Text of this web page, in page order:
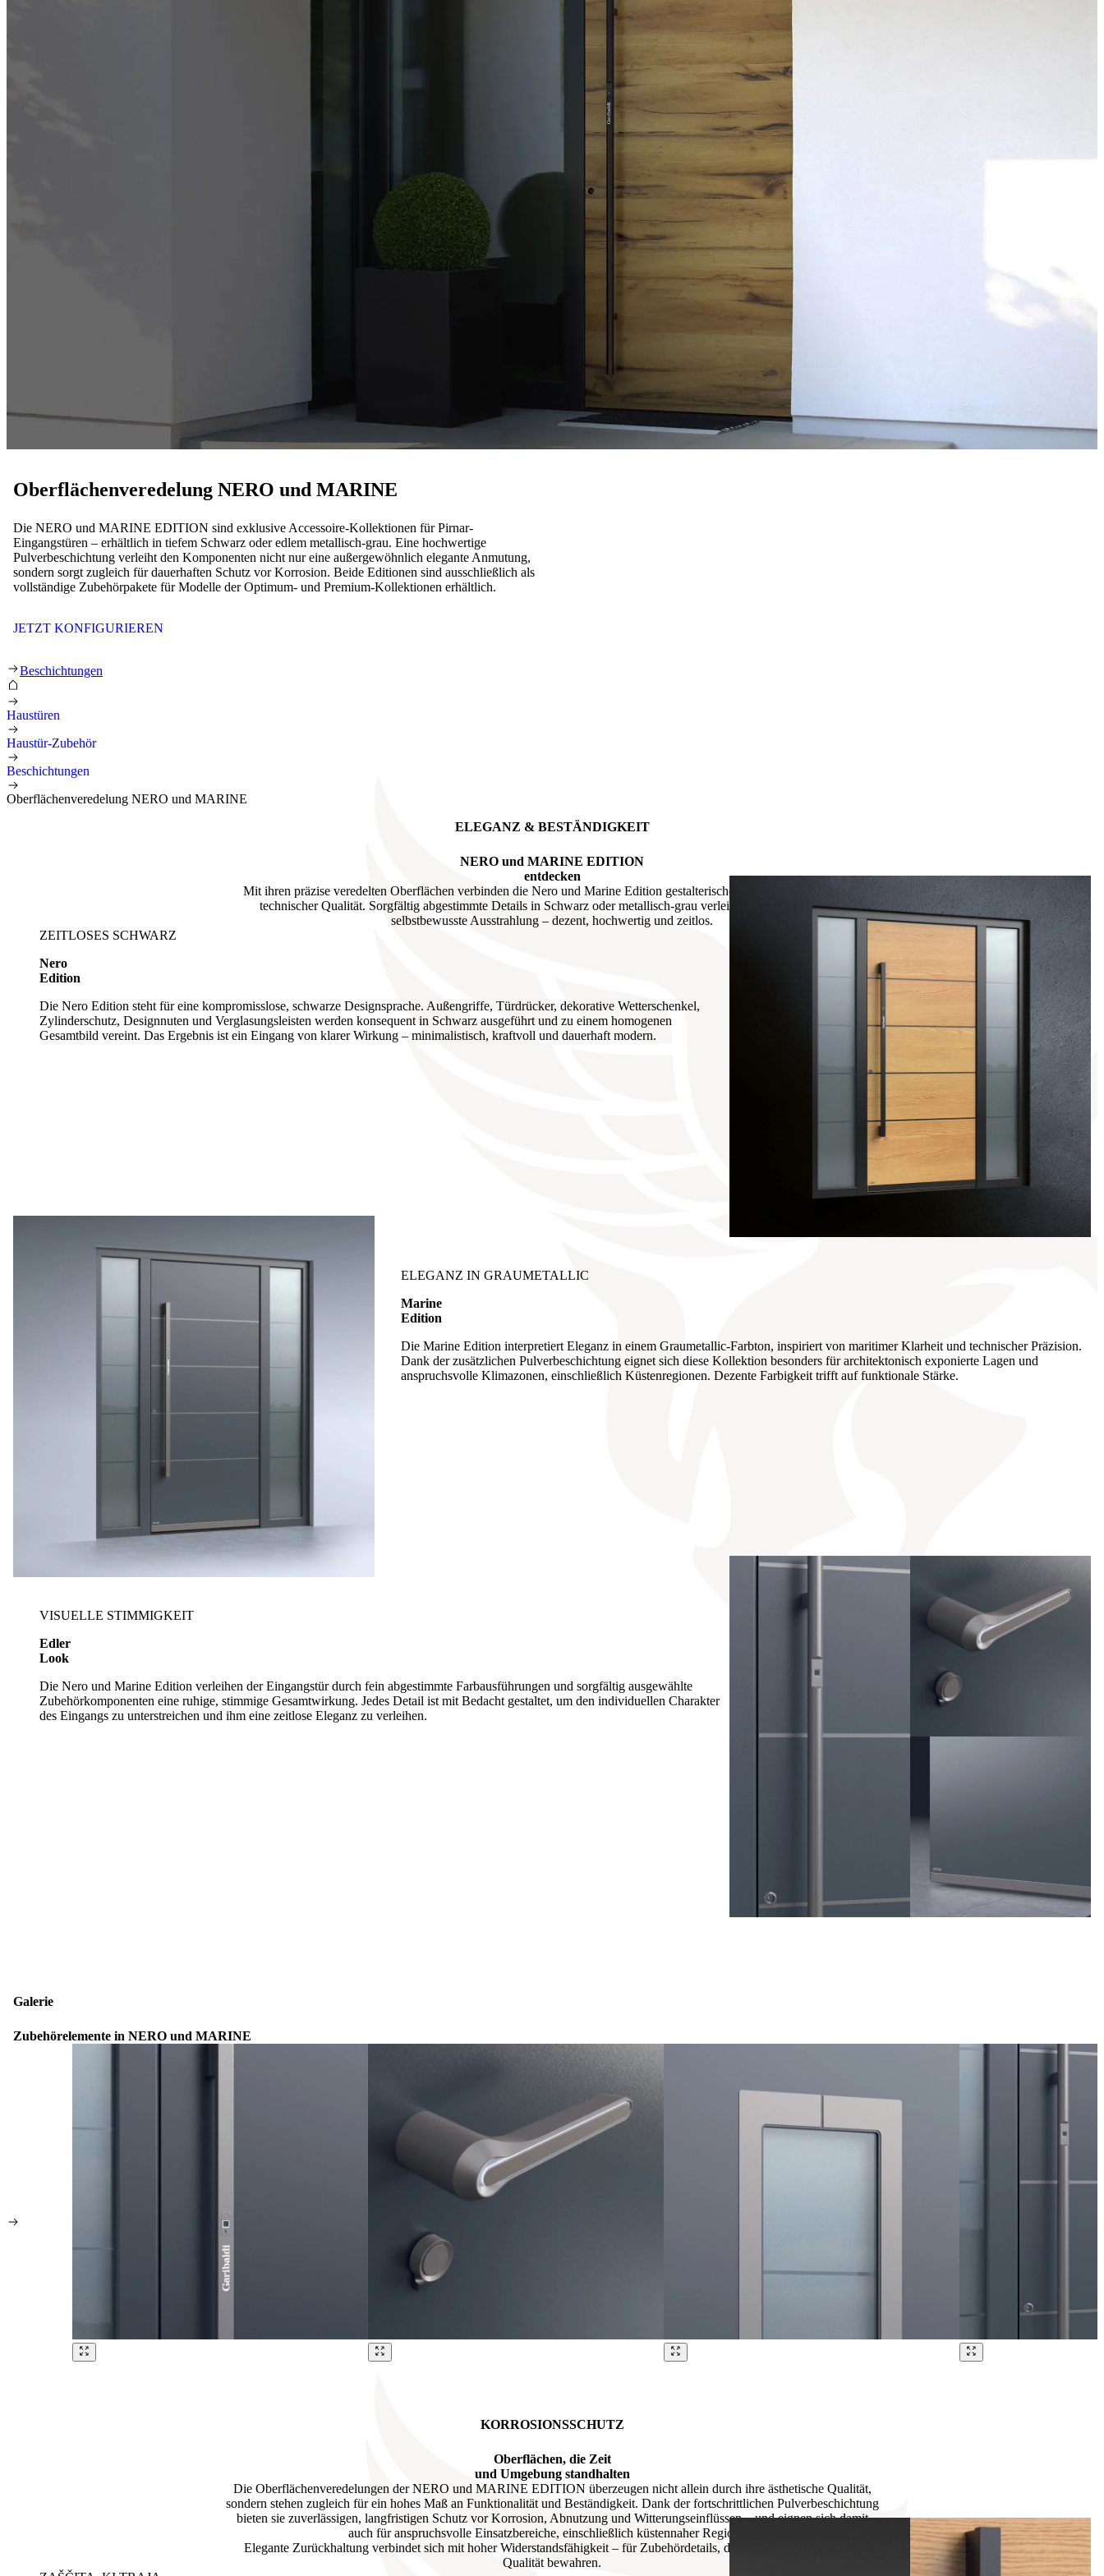
Oberflächenveredelung NERO und MARINE
Die NERO und MARINE EDITION sind exklusive Accessoire-Kollektionen für Pirnar-
Eingangstüren – erhältlich in tiefem Schwarz oder edlem metallisch-grau. Eine hochwertige
Pulverbeschichtung verleiht den Komponenten nicht nur eine außergewöhnlich elegante Anmutung,
sondern sorgt zugleich für dauerhaften Schutz vor Korrosion. Beide Editionen sind ausschließlich als
vollständige Zubehörpakete für Modelle der Optimum- und Premium-Kollektionen erhältlich.
JETZT KONFIGURIEREN
Oberflächenveredelung NERO und MARINE
Beschichtungen
Haustüren
Haustür-Zubehör
Beschichtungen
Oberflächenveredelung NERO und MARINE
ELEGANZ & BESTÄNDIGKEIT
NERO und MARINE EDITION
entdecken
Mit ihren präzise veredelten Oberflächen verbinden die Nero und Marine Edition gestalterische Klarheit mit dauerhafter
technischer Qualität. Sorgfältig abgestimmte Details in Schwarz oder metallisch-grau verleihen dem Eingang eine
selbstbewusste Ausstrahlung – dezent, hochwertig und zeitlos.
ZEITLOSES SCHWARZ
Nero
Edition
Die Nero Edition steht für eine kompromisslose, schwarze Designsprache. Außengriffe, Türdrücker, dekorative Wetterschenkel,
Zylinderschutz, Designnuten und Verglasungsleisten werden konsequent in Schwarz ausgeführt und zu einem homogenen
Gesamtbild vereint. Das Ergebnis ist ein Eingang von klarer Wirkung – minimalistisch, kraftvoll und dauerhaft modern.
ELEGANZ IN GRAUMETALLIC
Marine
Edition
Die Marine Edition interpretiert Eleganz in einem Graumetallic-Farbton, inspiriert von maritimer Klarheit und technischer Präzision.
Dank der zusätzlichen Pulverbeschichtung eignet sich diese Kollektion besonders für architektonisch exponierte Lagen und
anspruchsvolle Klimazonen, einschließlich Küstenregionen. Dezente Farbigkeit trifft auf funktionale Stärke.
VISUELLE STIMMIGKEIT
Edler
Look
Die Nero und Marine Edition verleihen der Eingangstür durch fein abgestimmte Farbausführungen und sorgfältig ausgewählte
Zubehörkomponenten eine ruhige, stimmige Gesamtwirkung. Jedes Detail ist mit Bedacht gestaltet, um den individuellen Charakter
des Eingangs zu unterstreichen und ihm eine zeitlose Eleganz zu verleihen.
Galerie
Zubehörelemente in NERO und MARINE
KORROSIONSSCHUTZ
Oberflächen, die Zeit
und Umgebung standhalten
Die Oberflächenveredelungen der NERO und MARINE EDITION überzeugen nicht allein durch ihre ästhetische Qualität,
sondern stehen zugleich für ein hohes Maß an Funktionalität und Beständigkeit. Dank der fortschrittlichen Pulverbeschichtung
bieten sie zuverlässigen, langfristigen Schutz vor Korrosion, Abnutzung und Witterungseinflüssen – und eignen sich damit
auch für anspruchsvolle Einsatzbereiche, einschließlich küstennaher Regionen.
Elegante Zurückhaltung verbindet sich mit hoher Widerstandsfähigkeit – für Zubehördetails, die über Jahre hinweg ihre
Qualität bewahren.